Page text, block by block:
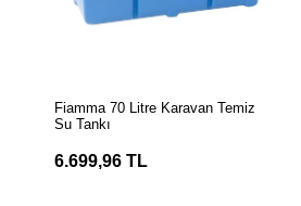
Fiamma 70 Litre Karavan Temiz
Su Tankı
6.699,96 TL